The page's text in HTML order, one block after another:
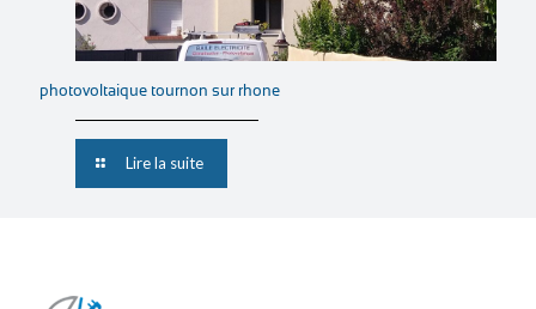
photovoltaique tournon sur rhone
Lire la suite